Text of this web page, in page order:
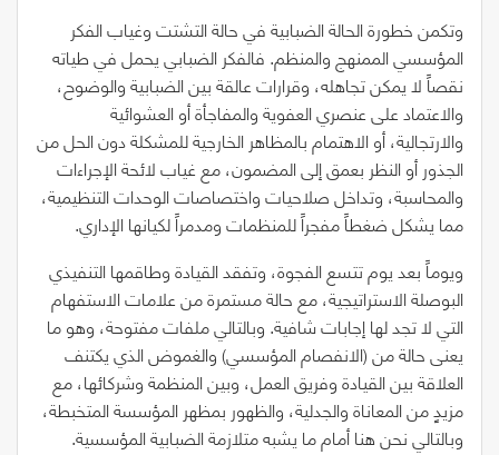
وتكمن خطورة الحالة الضبابية في حالة التشتت وغياب الفكر
المؤسسي الممنهج والمنظم. فالفكر الضبابي يحمل في طياته
نقصاً لا يمكن تجاهله، وقرارات عالقة بين الضبابية والوضوح،
والاعتماد على عنصري العفوية والمفاجأة أو العشوائية
والارتجالية، أو الاهتمام بالمظاهر الخارجية للمشكلة دون الحل من
الجذور أو النظر بعمق إلى المضمون، مع غياب لائحة الإجراءات
والمحاسبة، وتداخل صلاحيات واختصاصات الوحدات التنظيمية،
مما يشكل ضغطاً مفجراً للمنظمات ومدمراً لكيانها الإداري.
ويوماً بعد يوم تتسع الفجوة، وتفقد القيادة وطاقمها التنفيذي
البوصلة الاستراتيجية، مع حالة مستمرة من علامات الاستفهام
التي لا تجد لها إجابات شافية. وبالتالي ملفات مفتوحة، وهو ما
يعنى حالة من(الانفصام المؤسسي)والغموض الذي يكتنف
العلاقة بين القيادة وفريق العمل، وبين المنظمة وشركائها، مع
مزيدٍ من المعاناة والجدلية، والظهور بمظهر المؤسسة المتخبطة،
وبالتالي نحن هنا أمام ما يشبه متلازمة الضبابية المؤسسية.